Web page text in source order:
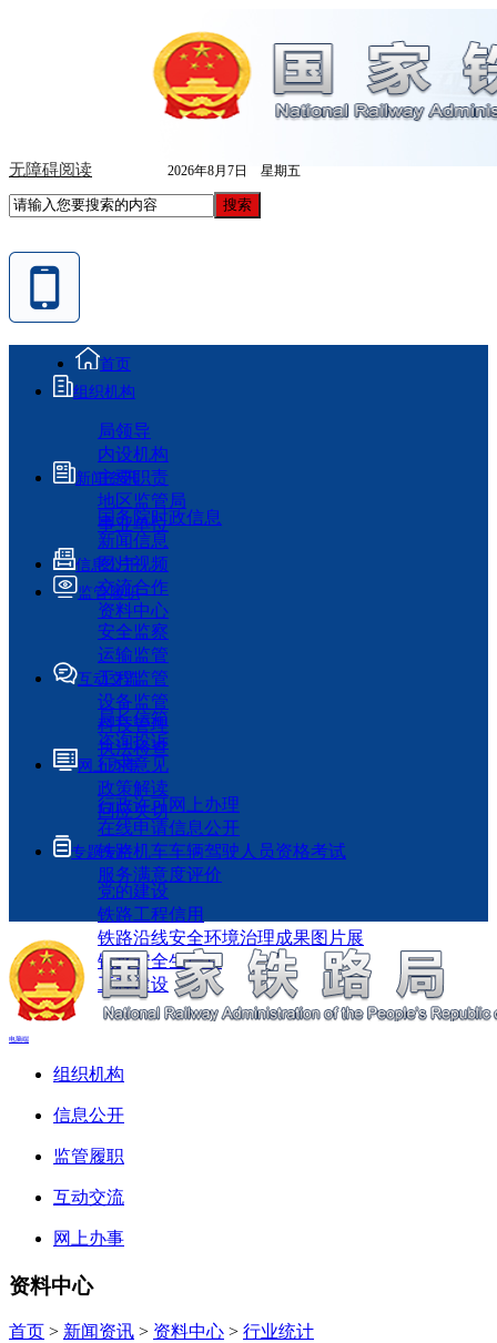
无障碍阅读 2026年8月7日 星期五
首页
组织机构
局领导
内设机构
主要职责
地区监管局
事业单位
新闻资讯
国务院时政信息
新闻信息
图片视频
交流合作
资料中心
信息公开
监管履职
安全监察
运输监管
工程监管
设备监管
科技管理
执法检查
互动交流
局长信箱
咨询投诉
征求意见
政策解读
回应关切
网上办事
行政许可网上办理
在线申请信息公开
铁路机车车辆驾驶人员资格考试
服务满意度评价
专题专栏
党的建设
铁路工程信用
铁路沿线安全环境治理成果图片展
铁路安全生产月
工程建设
电脑端
组织机构
信息公开
监管履职
互动交流
网上办事
资料中心
首页 > 新闻资讯 > 资料中心 > 行业统计